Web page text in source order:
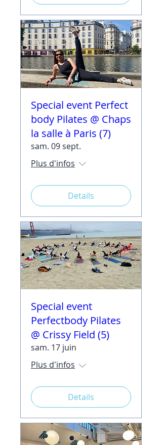
Special event Perfect
body Pilates @ Chaps
la salle à Paris (7)
sam. 09 sept.
Plus d'infos
Details
Special event
Perfectbody Pilates
@ Crissy Field (5)
sam. 17 juin
Plus d'infos
Details